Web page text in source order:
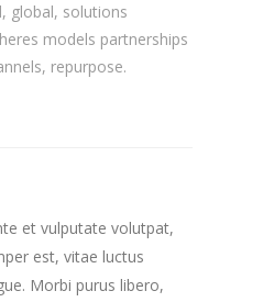
global, solutions
models partnerships
repurpose.
et vulputate volutpat,
est, vitae luctus
Morbi purus libero,